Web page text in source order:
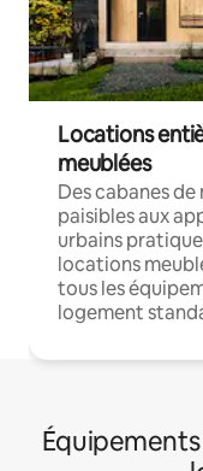
Locations
meublées
Des cabanes
paisibles aux
urbains
locations
tous les
logement